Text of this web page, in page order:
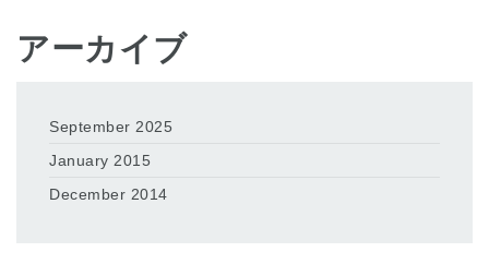
アーカイブ
September 2025
January 2015
December 2014